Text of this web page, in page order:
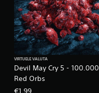
Devil May Cry 5 - 100.000
Red Orbs
VIRTUELE VALUTA
€1,99